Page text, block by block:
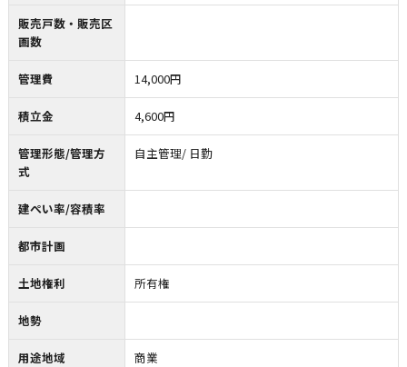
販売戸数・販売区
画数
管理費 14,000円
積立金 4,600円
管理形態/管理方
式
自主管理/ 日勤
建ぺい率/容積率
都市計画
土地権利 所有権
地勢
用途地域 商業